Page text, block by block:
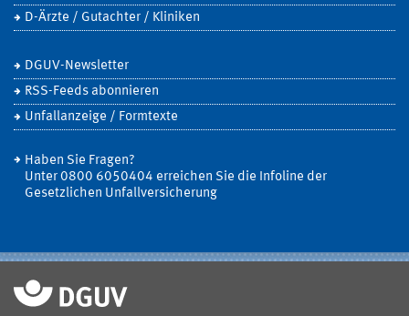
D-Ärzte / Gutachter / Kliniken
DGUV-Newsletter
RSS-Feeds abonnieren
Unfallanzeige / Formtexte
Haben Sie Fragen?
Unter 0800 6050404 erreichen Sie die Infoline der
Gesetzlichen Unfallversicherung